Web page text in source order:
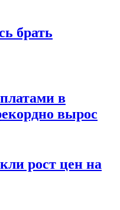
брать
в
вырос
рост цен на